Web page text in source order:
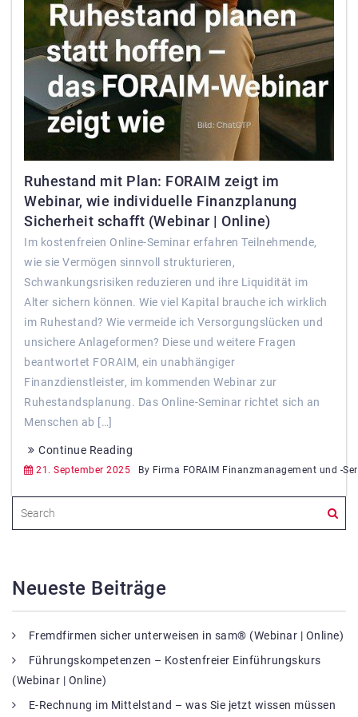
Ruhestand mit Plan: FORAIM zeigt im
Webinar, wie individuelle Finanzplanung
Sicherheit schafft (Webinar | Online)
Im kostenfreien Online-Seminar erfahren Teilnehmende,
wie sie Vermögen sinnvoll strukturieren,
Schwankungsrisiken reduzieren und ihre Liquidität im
Alter sichern können. Wie viel Kapital brauche ich wirklich
im Ruhestand? Wie vermeide ich Versorgungslücken und
unsichere Anlageformen? Diese und weitere Fragen
beantwortet FORAIM, ein unabhängiger
Finanzdienstleister, im kommenden Webinar zur
Ruhestandsplanung. Das Online-Seminar richtet sich an
Menschen ab […]
Continue Reading
21. September 2025 By Firma FORAIM Finanzmanagement und -
Neueste Beiträge
Fremdfirmen sicher unterweisen in sam® (Webinar | Online)
Führungskompetenzen – Kostenfreier Einführungskurs
(Webinar | Online)
E-Rechnung im Mittelstand – was Sie jetzt wissen müssen